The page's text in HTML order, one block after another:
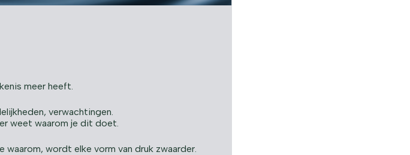
meer heeft.
verwachtingen.
weet waarom je dit doet.
wordt elke vorm van druk zwaarder.